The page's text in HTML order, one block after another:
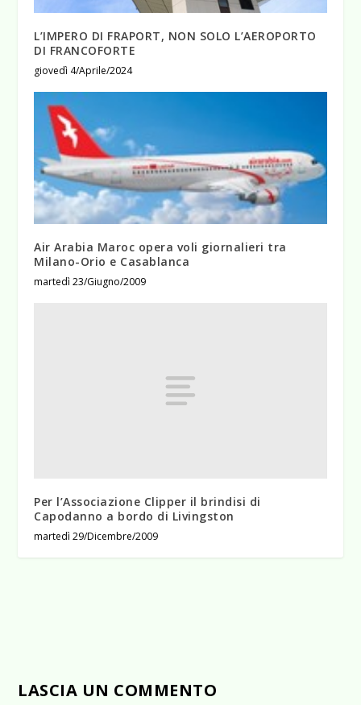
L’IMPERO DI FRAPORT, NON SOLO L’AEROPORTO
DI FRANCOFORTE
giovedì 4/Aprile/2024
Air Arabia Maroc opera voli giornalieri tra
Milano-Orio e Casablanca
martedì 23/Giugno/2009
Per l’Associazione Clipper il brindisi di
Capodanno a bordo di Livingston
martedì 29/Dicembre/2009
LASCIA UN COMMENTO